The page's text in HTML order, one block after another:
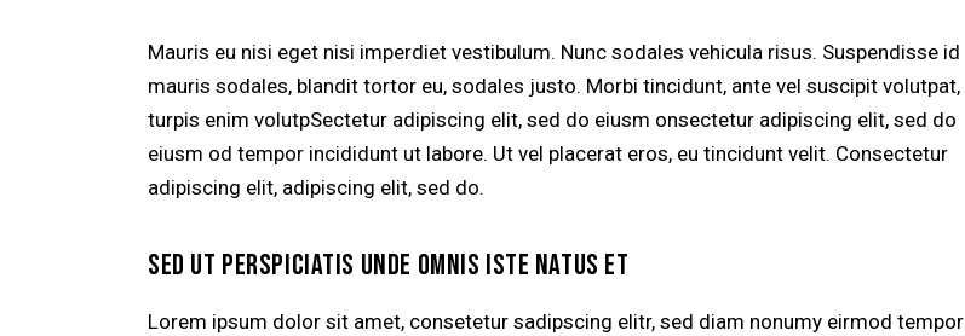
Mauris eu nisi eget nisi imperdiet vestibulum. Nunc sodales vehicula risus. Suspendisse id
mauris sodales, blandit tortor eu, sodales justo. Morbi tincidunt, ante vel suscipit volutpat,
turpis enim volutpSectetur adipiscing elit, sed do eiusm onsectetur adipiscing elit, sed do
eiusm od tempor incididunt ut labore. Ut vel placerat eros, eu tincidunt velit. Consectetur
adipiscing elit, adipiscing elit, sed do.
SED UT PERSPICIATIS UNDE OMNIS ISTE NATUS ET
Lorem ipsum dolor sit amet, consetetur sadipscing elitr, sed diam nonumy eirmod tempor